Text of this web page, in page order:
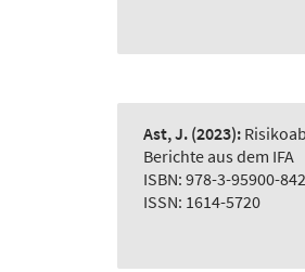
Ast, J. (2023):
Berichte aus dem IFA
ISBN: 978-3-95900-
ISSN: 1614-5720